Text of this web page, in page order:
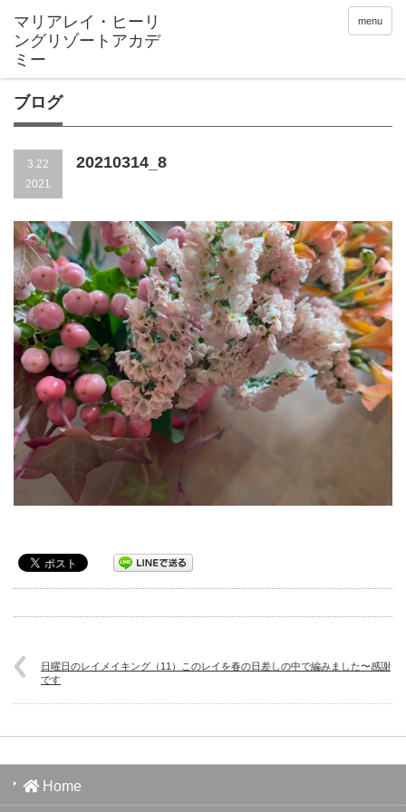
menu
ブログ
3.22
2021
20210314_8
日曜日のレイメイキング（11）このレイを春の日差しの中で編みました〜感謝
です
Home